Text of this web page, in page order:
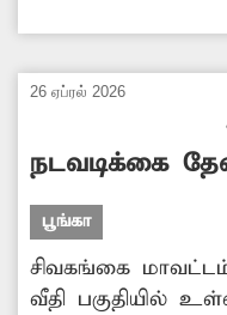
வரும் பக்தர்கள்
பூங்காவினை
பயன்பாட்டிற்கு
நடவடிக்கை
26 ஏப்ரல் 2026
நடவடிக்கை
பூங்கா
சிவகங்கை
வீதி பகுதியில்